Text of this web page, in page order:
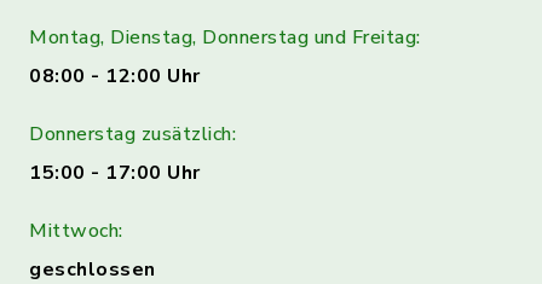
Montag, Dienstag, Donnerstag und Freitag:
08:00 - 12:00 Uhr
Donnerstag zusätzlich:
15:00 - 17:00 Uhr
Mittwoch:
geschlossen